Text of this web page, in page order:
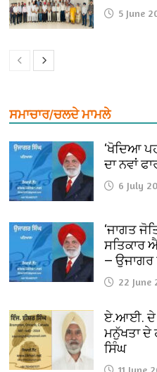
5 June
ਸਮਾਚਾਰ/ਚਲਦੇ ਮਾਮਲੇ
‘ਖੋਦਿਆ
ਦਾ ਨਵਾਂ
6 July
‘ਜਾਗਤ
ਸਤਿਕਾਰ
— ਉਜਾਗਰ
22 June
ਏ.ਆਈ. ਦੇ
ਮਨੁੱਖਤਾ ਦੇ
ਸਿੰਘ
11 June